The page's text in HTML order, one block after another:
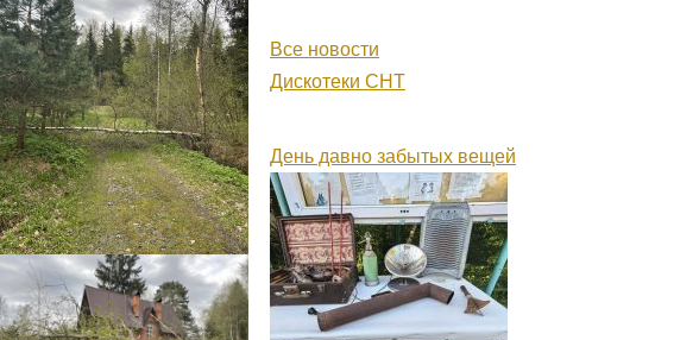
Все новости
Дискотеки СНТ
День давно забытых вещей